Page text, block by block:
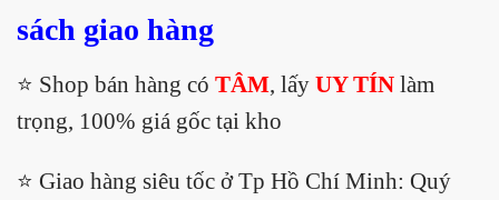
sách giao hàng
⭐️ Shop bán hàng có TÂM, lấy UY TÍN làm
trọng, 100% giá gốc tại kho
⭐️ Giao hàng siêu tốc ở Tp Hồ Chí Minh: Quý